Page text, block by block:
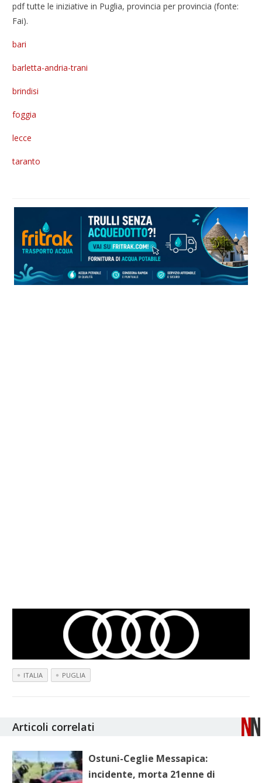
pdf tutte le iniziative in Puglia, provincia per provincia (fonte:
Fai).
bari
barletta-andria-trani
brindisi
foggia
lecce
taranto
ITALIA PUGLIA
Articoli correlati
Ostuni-Ceglie Messapica:
incidente, morta 21enne di